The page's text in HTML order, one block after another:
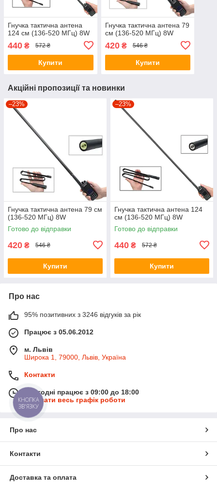
Гнучка тактична антена
124 см (136-520 МГц) 8W
440 ₴ 572 ₴
Купити
Гнучка тактична антена 79
см (136-520 МГц) 8W
420₴ 546 ₴
Купити
Акційні пропозиції та новинки
–23%
Гнучка тактична антена 79 см
(136-520 МГц) 8W
Готово до відправки
420 ₴ 546 ₴
Купити
–23%
Гнучка тактична антена 124
см (136-520 МГц) 8W
Готово до відправки
440 ₴ 572 ₴
Купити
Про нас
95% позитивних з 3246 відгуків за рік
Працює з 05.06.2012
м. Львів
Широка 1, 79000, Львів, Україна
Контакти
Сьогодні працює з 09:00 до 18:00
Показати весь графік роботи
Про нас
Контакти
Доставка та оплата
КНОПКА
ЗВ'ЯЗКУ